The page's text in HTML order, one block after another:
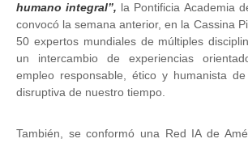
humano integral”, la Pontificia Academia
convocó la semana anterior, en la Cassina
50 expertos mundiales de múltiples
un intercambio de experiencias
empleo responsable, ético y humanista
disruptiva de nuestro tiempo.
También, se conformó una Red IA de